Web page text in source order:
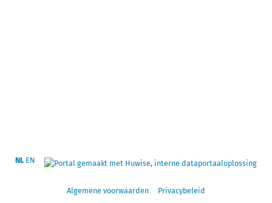
NL EN
Algemene voorwaarden Privacybeleid